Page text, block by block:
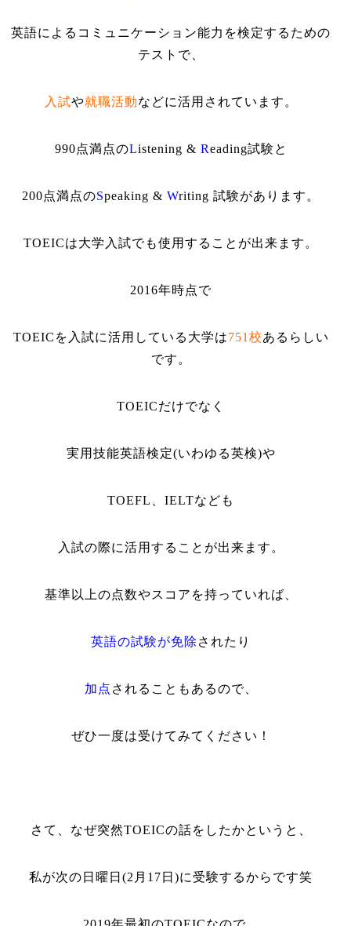
英語によるコミュニケーション能力を検定するための
テストで、
入試や就職活動などに活用されています。
990点満点のListening & Reading試験と
200点満点のSpeaking &Writing試験があります。
TOEICは大学入試でも使用することが出来ます。
2016年時点で
TOEIC を入試に活用している大学は751 校あるらしい
です。
TOEICだけでなく
実用技能英語検定(いわゆる英検)や
TOEFL 、IELTなども
入試の際に活用することが出来ます。
基準以上の点数やスコアを持っていれば、
英語の試験が免除 されたり
加点 されることもあるので、
ぜひ一度は受けてみてください！
さて、なぜ突然TOEICの話をしたかというと、
私が次の日曜日(2 月 17 日)に受験するからです笑